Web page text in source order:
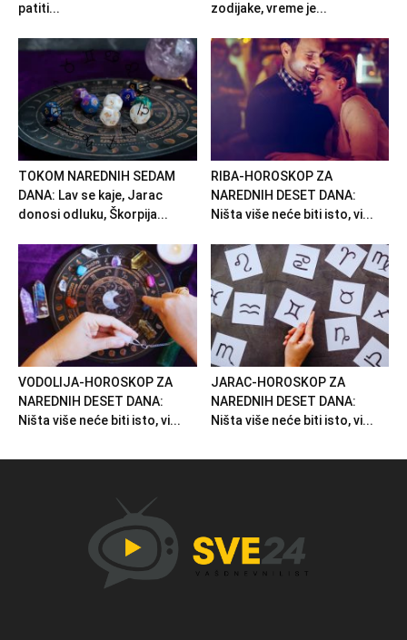
patiti...
zodijake, vreme je...
TOKOM NAREDNIH SEDAM
DANA: Lav se kaje, Jarac
donosi odluku, Škorpija...
RIBA-HOROSKOP ZA
NAREDNIH DESET DANA:
Ništa više neće biti isto, vi...
VODOLIJA-HOROSKOP ZA
NAREDNIH DESET DANA:
Ništa više neće biti isto, vi...
JARAC-HOROSKOP ZA
NAREDNIH DESET DANA:
Ništa više neće biti isto, vi...